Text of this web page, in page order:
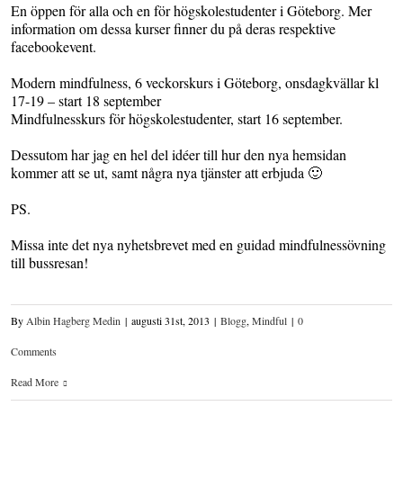
En öppen för alla och en för högskolestudenter i Göteborg. Mer
information om dessa kurser finner du på deras respektive
facebookevent.
Modern mindfulness, 6 veckorskurs i Göteborg, onsdagkvällar kl
17-19 – start 18 september
Mindfulnesskurs för högskolestudenter, start 16 september.
Dessutom har jag en hel del idéer till hur den nya hemsidan
kommer att se ut, samt några nya tjänster att erbjuda 🙂
PS.
Missa inte det nya nyhetsbrevet med en guidad mindfulnessövning
till bussresan!
By Albin Hagberg Medin | augusti 31st, 2013 | Blogg, Mindful | 0
Comments
Read More